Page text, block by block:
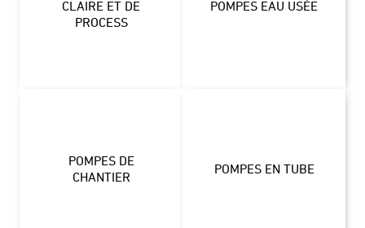
CLAIRE ET DE
PROCESS
POMPES EAU USÉE
POMPES DE
CHANTIER
POMPES EN TUBE